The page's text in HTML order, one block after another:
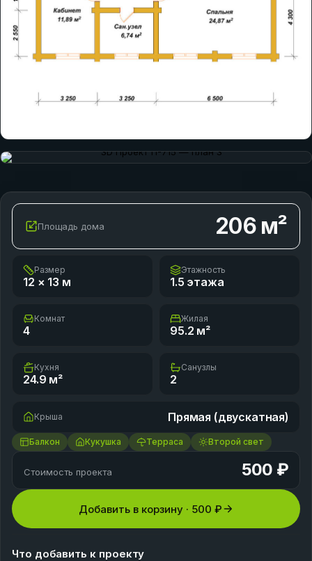
Площадь дома 206м²
Размер
12 × 13 м
Этажность
1.5 этажа
Комнат
4
Жилая
95.2 м²
Кухня
24.9 м²
Санузлы
2
Крыша Прямая (двускатная)
Балкон Кукушка Терраса Второй свет
Стоимость проекта 500 ₽
Добавить в корзину · 500 ₽
Что добавить к проекту